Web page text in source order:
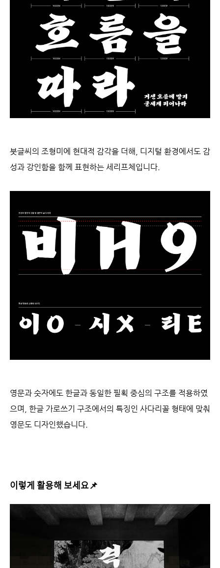
붓글씨의 조형미에 현대적 감각을 더해, 디지털 환경에서도 감
성과 강인함을 함께 표현하는 세리프체입니다.
영문과 숫자에도 한글과 동일한 필획 중심의 구조를 적용하였
으며, 한글 가로쓰기 구조에서의 특징인 사다리꼴 형태에 맞춰
영문도 디자인했습니다.
이렇게 활용해 보세요📌